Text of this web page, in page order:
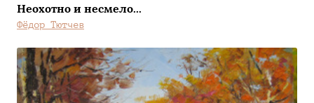
Неохотно и несмело...
Фёдор Тютчев